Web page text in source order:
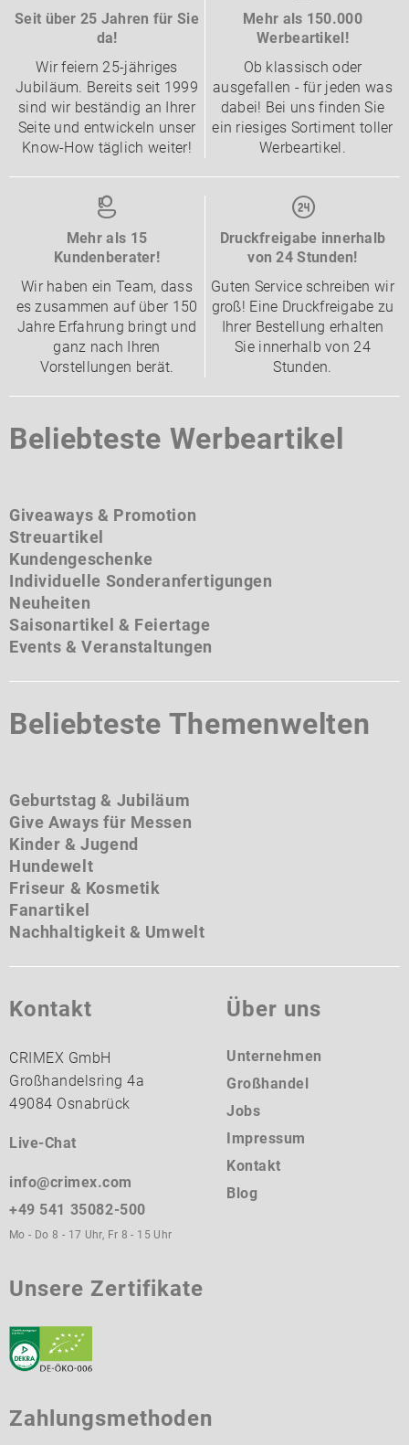
Seit über 25 Jahren für Sie
da!
Wir feiern 25-jähriges
Jubiläum. Bereits seit 1999
sind wir beständig an Ihrer
Seite und entwickeln unser
Know-How täglich weiter!
Mehr als 150.000
Werbeartikel!
Ob klassisch oder
ausgefallen - für jeden was
dabei! Bei uns finden Sie
ein riesiges Sortiment toller
Werbeartikel.
Mehr als 15
Kundenberater!
Wir haben ein Team, dass
es zusammen auf über 150
Jahre Erfahrung bringt und
ganz nach Ihren
Vorstellungen berät.
Druckfreigabe innerhalb
von 24 Stunden!
Guten Service schreiben wir
groß! Eine Druckfreigabe zu
Ihrer Bestellung erhalten
Sie innerhalb von 24
Stunden.
Beliebteste Werbeartikel
Giveaways & Promotion
Streuartikel
Kundengeschenke
Individuelle Sonderanfertigungen
Neuheiten
Saisonartikel & Feiertage
Events & Veranstaltungen
Beliebteste Themenwelten
Geburtstag & Jubiläum
Give Aways für Messen
Kinder & Jugend
Hundewelt
Friseur & Kosmetik
Fanartikel
Nachhaltigkeit & Umwelt
Kontakt
CRIMEX GmbH
Großhandelsring 4a
49084 Osnabrück
Live-Chat
info@crimex.com
+49 541 35082-500
Mo - Do 8 - 17 Uhr, Fr 8 - 15 Uhr
Über uns
Unternehmen
Großhandel
Jobs
Impressum
Kontakt
Blog
Unsere Zertifikate
Zahlungsmethoden